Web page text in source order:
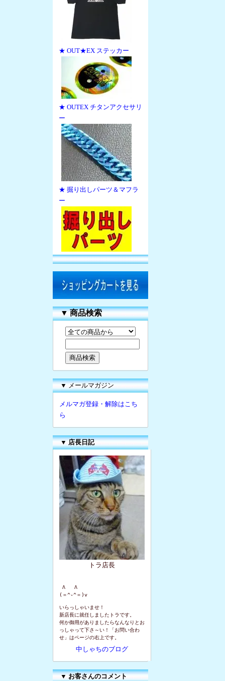
★ OUT★EX ステッカー
★ OUTEX チタンアクセサリ
ー
★ 掘り出しパーツ＆マフラ
ー
▼商品検索
▼ メールマガジン
メルマガ登録・解除はこち
ら
▼ 店長日記
トラ店長
Λ   Λ
(＝^-^＝)v
いらっしゃいませ！
新店長に就任しましたトラです。
何か御用がありましたらなんなりとお
っしゃって下さ～い！「お問い合わ
せ」はページの右上です。
中しゃちのブログ
▼お客さんのコメント